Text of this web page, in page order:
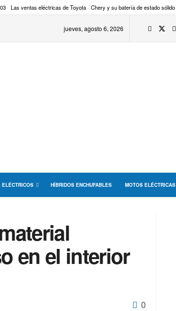
Las ventas eléctricas de Toyota Chery y su batería de estado sólido
jueves, agosto 6, 2026
ELÉCTRICOS HÍBRIDOS ENCHUFABLES MOTOS ELÉCTRICAS
en el interior
0